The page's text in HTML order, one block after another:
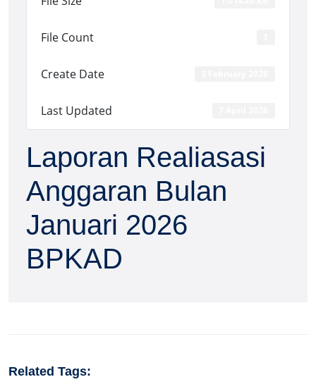
File Count
Create Date
Last Updated
Laporan Realiasasi
Anggaran Bulan
Januari 2026
BPKAD
Related Tags: